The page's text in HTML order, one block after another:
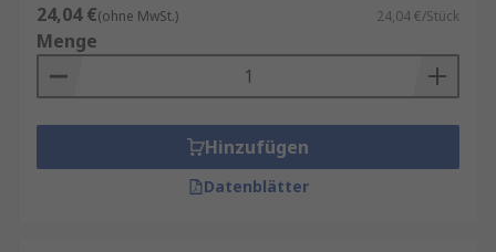
24,04 €(ohne MwSt.) 24,04 €/Stück
Menge
Hinzufügen
Datenblätter